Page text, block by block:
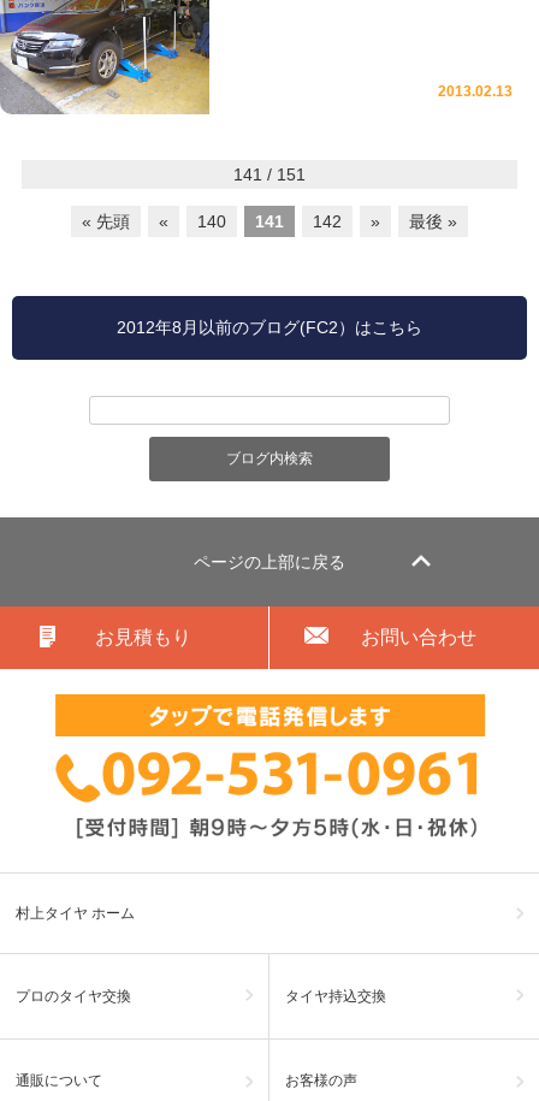
2013.02.13
141 / 151
« 先頭 « 140 141 142 » 最後 »
2012年8月以前のブログ(FC2）はこちら
ページの上部に戻る
お見積もり お問い合わせ
村上タイヤ ホーム
プロのタイヤ交換 タイヤ持込交換
通販について お客様の声